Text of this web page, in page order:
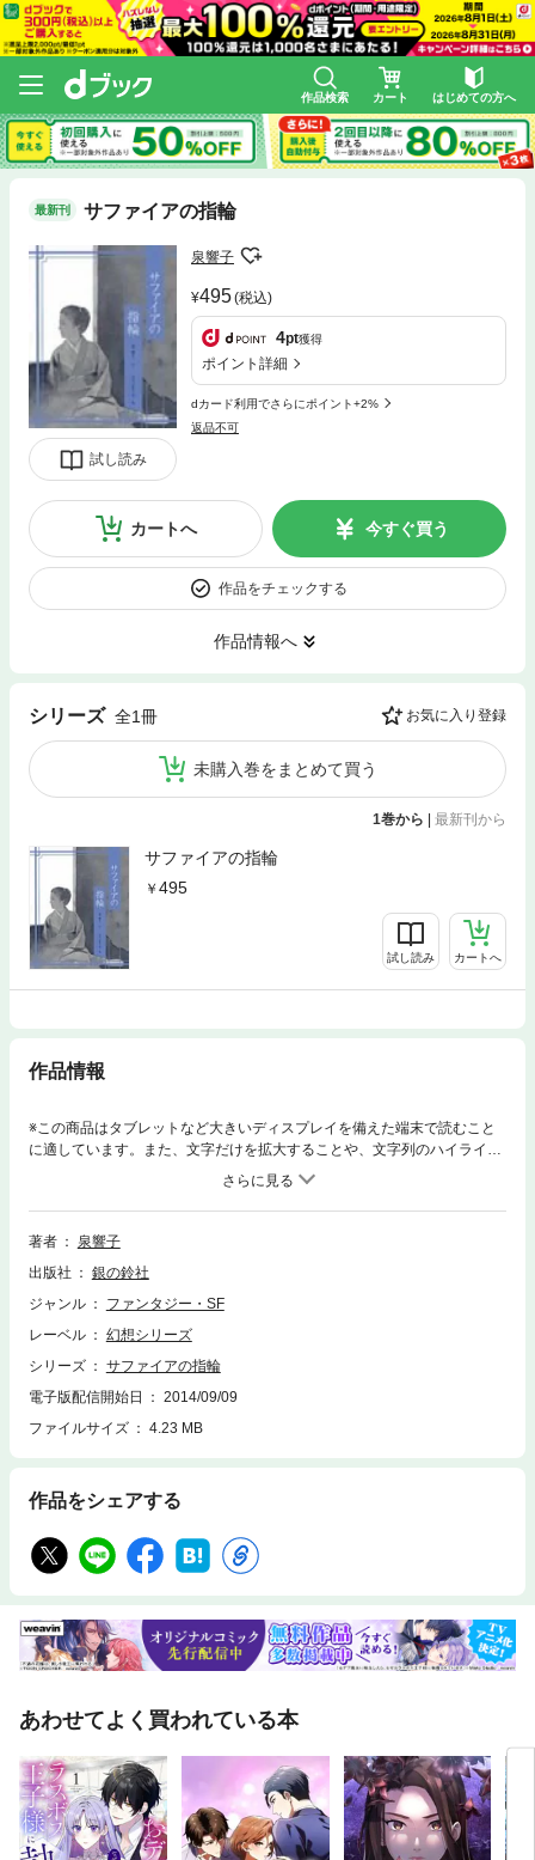
作品検索 カート はじめての方へ
最新刊 サファイアの指輪
試し読み
泉響子
495(税込)
4pt獲得
ポイント詳細
dカード利用でさらにポイント+2%
返品不可
カートへ 今すぐ買う
作品をチェックする
作品情報へ
シリーズ 全1冊 お気に入り登録
未購入巻をまとめて買う
1巻から | 最新刊から
サファイアの指輪
495
試し読み カートへ
作品情報
※この商品はタブレットなど大きいディスプレイを備えた端末で読むこと
に適しています。また、文字だけを拡大することや、文字列のハイライ
ト、検索、辞書の参照、引用などの機能が使用できません。思い出をそっ
と抱えこんでいる、大人のための絵物語。
著者
泉響子
出版社
銀の鈴社
ジャンル
ファンタジー・SF
レーベル
幻想シリーズ
シリーズ
サファイアの指輪
電子版配信開始日
2014/09/09
ファイルサイズ
4.23 MB
作品をシェアする
あわせてよく買われている本